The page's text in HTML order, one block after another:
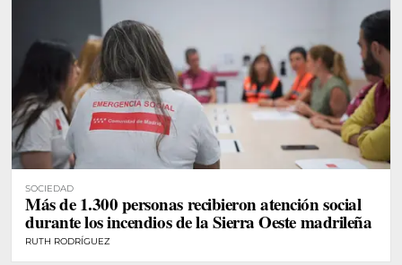
SOCIEDAD
Más de 1.300 personas recibieron atención social
durante los incendios de la Sierra Oeste madrileña
RUTH RODRÍGUEZ